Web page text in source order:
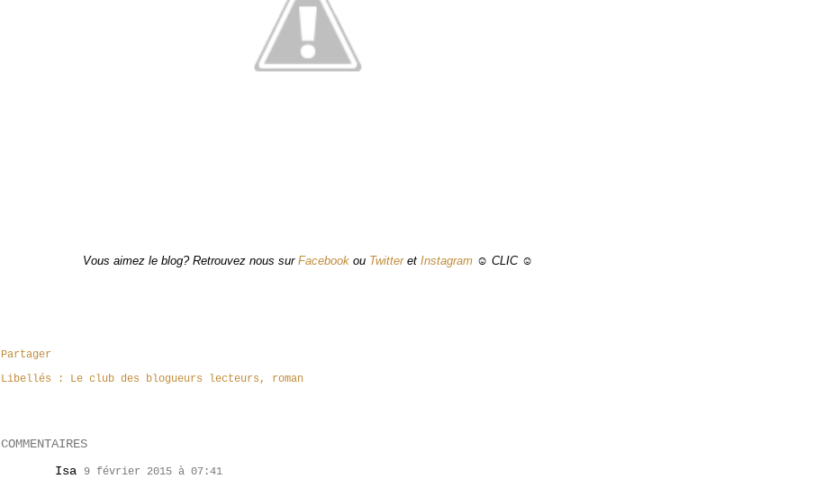
Vous aimez le blog? Retrouvez nous sur Facebook ou Twitteret Instagram ☺ CLIC ☺
Partager
Libellés :
Le club des blogueurs lecteurs roman
COMMENTAIRES
Isa
9 février 2015 à 07:41